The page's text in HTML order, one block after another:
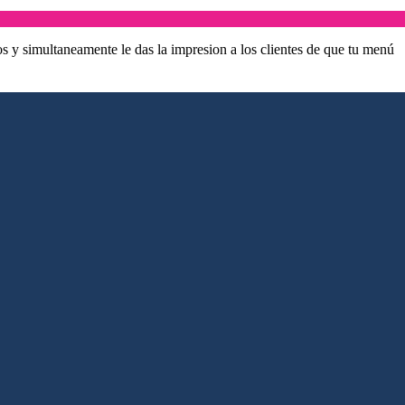
y simultaneamente le das la impresion a los clientes de que tu menú